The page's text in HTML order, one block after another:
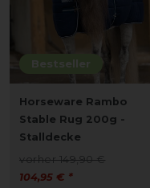
Bestseller
Horseware Rambo
Stable Rug 200g -
Stalldecke
vorher 149,90 €
104,95 € *